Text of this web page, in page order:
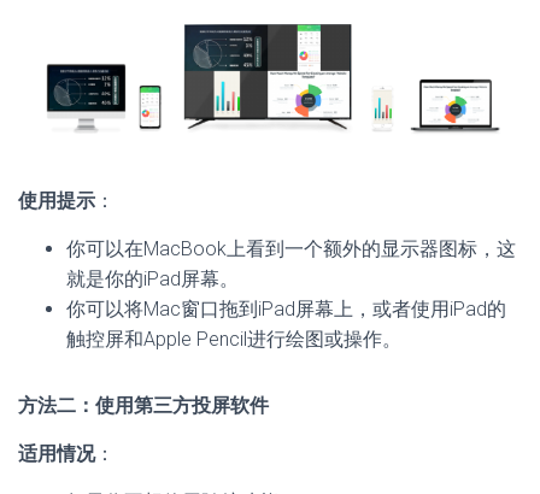
使用提示 ：
你可以在MacBook上看到一个额外的显示器图标，这
就是你的iPad屏幕。
你可以将Mac窗口拖到iPad屏幕上，或者使用iPad的
触控屏和Apple Pencil进行绘图或操作。
方法二：使用第三方投屏软件
适用情况：